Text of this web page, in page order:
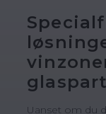
Uanset om du